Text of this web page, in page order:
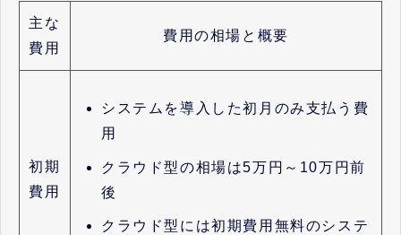
主な
費用
費用の相場と概要
初期
費用
システムを導入した初月のみ支払う費
用
クラウド型の相場は5万円～10万円前
後
クラウド型には初期費用無料のシステ